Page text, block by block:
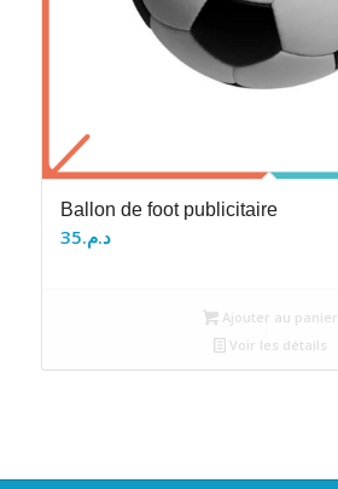
Ballon de foot publicitaire
د.م.35
Ajouter au panier
Voir les détails